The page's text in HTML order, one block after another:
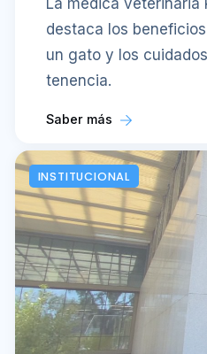
La médica veterinaria
destaca los
un gato y los
tenencia.
Saber más
INSTITUCIONAL